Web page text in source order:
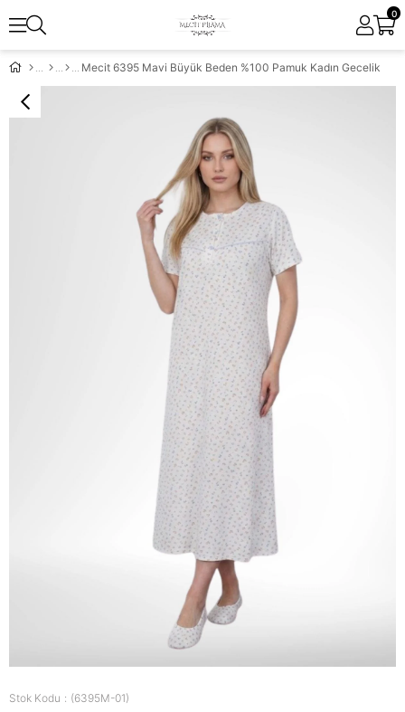
0
Mecit 6395 Mavi Büyük Beden %100 Pamuk Kadın Gecelik
Stok Kodu (6395M-01)